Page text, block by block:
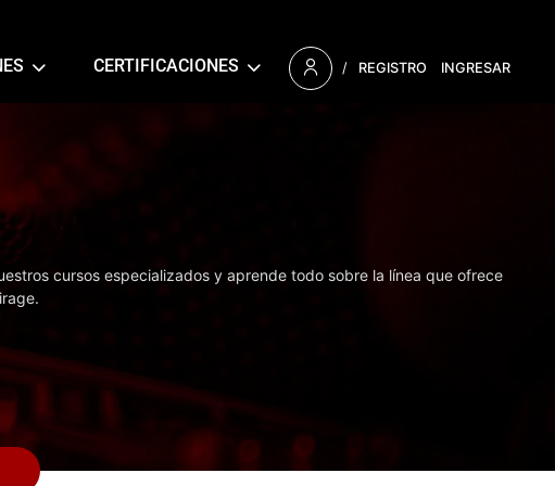
CERTIFICACIONES / REGISTRO INGRESAR
cursos especializados y aprende todo sobre la línea que ofrece